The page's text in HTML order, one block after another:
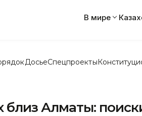
В мире
ДосьеСпецпроекты
близ Алматы: